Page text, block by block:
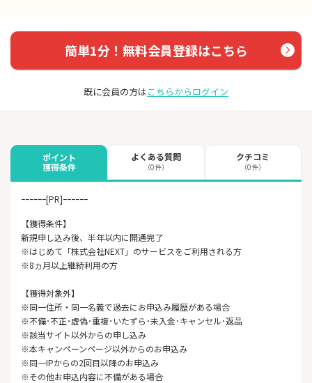
簡単1分！無料会員登録はこちら
既に会員の方はこちらからログイン
ポイント
獲得条件
よくある質問
（0件）
クチコミ
（0件）
ｰｰｰｰｰｰ[PR]ｰｰｰｰｰｰ
【獲得条件】
新規申し込み後、半年以内に開通完了
※はじめて「株式会社NEXT」のサービスをご利用される方
※8ヵ月以上継続利用の方
【獲得対象外】
※同一住所・同一名義で過去にお申込み履歴がある場合
※不備･不正･虚偽･重複･いたずら･未入金･キャンセル･返品
※該当サイト以外からの申し込み
※本キャンペーンページ以外からのお申込み
※同一IPからの2回目以降のお申込み
※その他お申込内容に不備がある場合